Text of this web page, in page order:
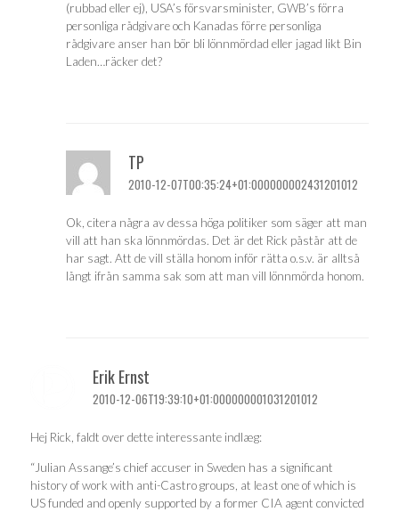
(rubbad eller ej), USA’s försvarsminister, GWB’s förra
personliga rådgivare och Kanadas förre personliga
rådgivare anser han bör bli lönnmördad eller jagad likt Bin
Laden…räcker det?
TP
2010-12-07T00:35:24+01:000000002431201012
Ok, citera några av dessa höga politiker som säger att man
vill att han ska lönnmördas. Det är det Rick påstår att de
har sagt. Att de vill ställa honom inför rätta o.s.v. är alltså
långt ifrån samma sak som att man vill lönnmörda honom.
Erik Ernst
2010-12-06T19:39:10+01:000000001031201012
Hej Rick, faldt over dette interessante indlæg:
“Julian Assange’s chief accuser in Sweden has a significant
history of work with anti-Castro groups, at least one of which is
US funded and openly supported by a former CIA agent convicted